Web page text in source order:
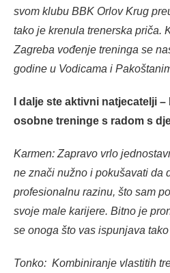
svom klubu BBK Orlov Krug
tako je krenula trenerska priča.
Zagreba vođenje treninga se
godine u Vodicama i
I dalje ste aktivni natjecatelji
osobne treninge s radom s
Karmen: Zapravo vrlo
ne znači nužno i pokušavati da
profesionalnu razinu, što sam
svoje male karijere. Bitno je
se onoga što vas ispunjava
Tonko: Kombiniranje vlastitih